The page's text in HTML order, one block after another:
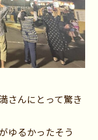
さんにとって驚き
ゆるかったそう